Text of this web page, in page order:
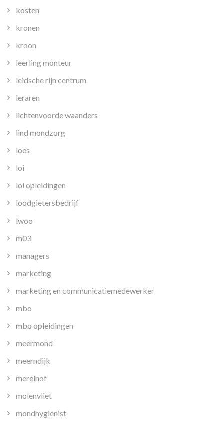
kosten
kronen
kroon
leerling monteur
leidsche rijn centrum
leraren
lichtenvoorde waanders
lind mondzorg
loes
loi
loi opleidingen
loodgietersbedrijf
lwoo
m03
managers
marketing
marketing en communicatiemedewerker
mbo
mbo opleidingen
meermond
meerndijk
merelhof
molenvliet
mondhygienist